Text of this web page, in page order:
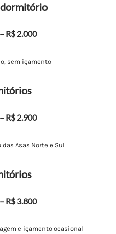
R$ 2.000
sem içamento
R$ 2.900
Asas Norte e Sul
R$ 3.800
e içamento ocasional